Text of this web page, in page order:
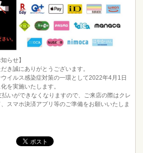
らせ】
き誠にありがとうございます。
イルス感染症対策の一環として2022年4月1日
を実施いたします。
いができなくなりますので、ご来店の際はクレ
スマホ決済アプリ等のご準備をお願いいたしま